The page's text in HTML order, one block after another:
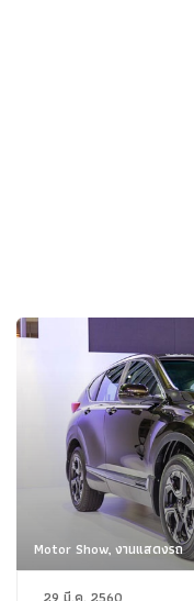
Motor Show, งานแสดงรถ